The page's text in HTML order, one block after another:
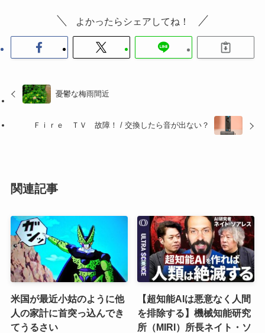
よかったらシェアしてね！
憂鬱な梅雨間近
Ｆｉｒｅ ＴＶ 故障！ / 交換したら音が出ない？
関連記事
米国が最近小姑のように他
人の家計に首突っ込んでき
てうるさい
【超知能AIは悪意なく人間
を排除する】機械知能研究
所（MIRI）所長ネイト・ソ